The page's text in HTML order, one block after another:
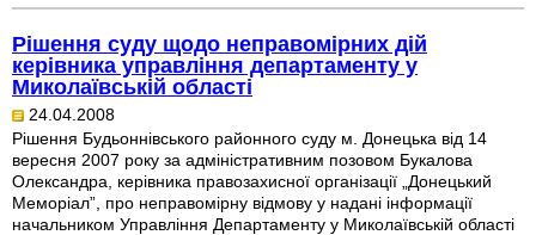
Рішення суду щодо неправомірних дій
керівника управління департаменту у
Миколаївській області
24.04.2008
Рішення Будьоннівського районного суду м. Донецька від 14
вересня 2007 року за адміністративним позовом Букалова
Олександра, керівника правозахисної організації „Донецький
Меморіал”, про неправомірну відмову у надані інформації
начальником Управління Департаменту у Миколаївській області